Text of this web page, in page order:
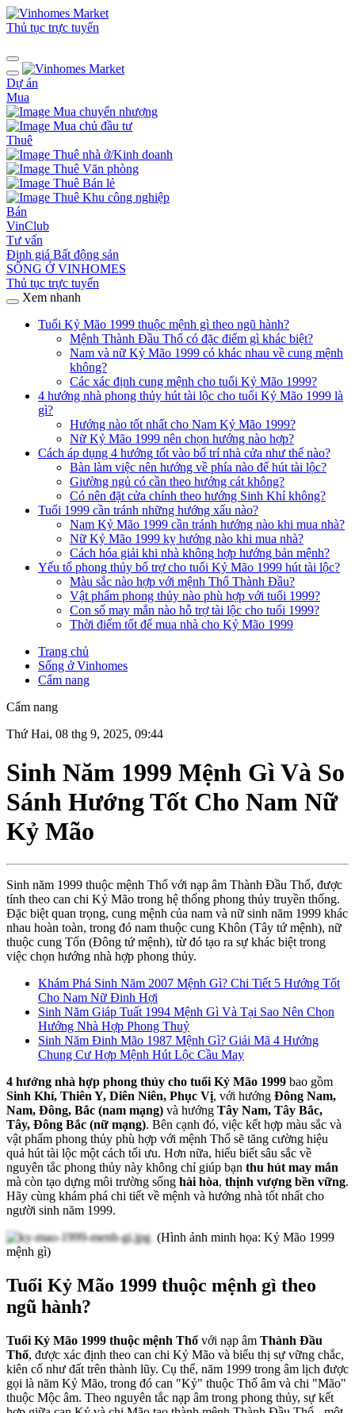
Thủ tục trực tuyến
Dự án
Mua
Mua chuyển nhượng
Mua chủ đầu tư
Thuê
Thuê nhà ở/Kinh doanh
Thuê Văn phòng
Thuê Bán lẻ
Thuê Khu công nghiệp
Bán
VinClub
Tư vấn
Định giá Bất động sản
SỐNG Ở VINHOMES
Thủ tục trực tuyến
Xem nhanh
Tuổi Kỷ Mão 1999 thuộc mệnh gì theo ngũ hành?
Mệnh Thành Đầu Thổ có đặc điểm gì khác biệt?
Nam và nữ Kỷ Mão 1999 có khác nhau về cung mệnh
không?
Các xác định cung mệnh cho tuổi Kỷ Mão 1999?
4 hướng nhà phong thủy hút tài lộc cho tuổi Kỷ Mão 1999 là
gì?
Hướng nào tốt nhất cho Nam Kỷ Mão 1999?
Nữ Kỷ Mão 1999 nên chọn hướng nào hợp?
Cách áp dụng 4 hướng tốt vào bố trí nhà cửa như thế nào?
Bàn làm việc nên hướng về phía nào để hút tài lộc?
Giường ngủ có cần theo hướng cát không?
Có nên đặt cửa chính theo hướng Sinh Khí không?
Tuổi 1999 cần tránh những hướng xấu nào?
Nam Kỷ Mão 1999 cần tránh hướng nào khi mua nhà?
Nữ Kỷ Mão 1999 kỵ hướng nào khi mua nhà?
Cách hóa giải khi nhà không hợp hướng bản mệnh?
Yếu tố phong thủy bổ trợ cho tuổi Kỷ Mão 1999 hút tài lộc?
Màu sắc nào hợp với mệnh Thổ Thành Đầu?
Vật phẩm phong thủy nào phù hợp với tuổi 1999?
Con số may mắn nào hỗ trợ tài lộc cho tuổi 1999?
Thời điểm tốt để mua nhà cho Kỷ Mão 1999
Trang chủ
Sống ở Vinhomes
Cẩm nang
Cẩm nang
Thứ Hai, 08 thg 9, 2025, 09:44
Sinh Năm 1999 Mệnh Gì Và So
Sánh Hướng Tốt Cho Nam Nữ
Kỷ Mão
Sinh năm 1999 thuộc mệnh Thổ với nạp âm Thành Đầu Thổ, được
tính theo can chi Kỷ Mão trong hệ thống phong thủy truyền thống.
Đặc biệt quan trọng, cung mệnh của nam và nữ sinh năm 1999 khác
nhau hoàn toàn, trong đó nam thuộc cung Khôn (Tây tứ mệnh), nữ
thuộc cung Tốn (Đông tứ mệnh), từ đó tạo ra sự khác biệt trong
việc chọn hướng nhà hợp phong thủy.
Khám Phá Sinh Năm 2007 Mệnh Gì? Chi Tiết 5 Hướng Tốt
Cho Nam Nữ Đinh Hợi
Sinh Năm Giáp Tuất 1994 Mệnh Gì Và Tại Sao Nên Chọn
Hướng Nhà Hợp Phong Thuỷ
Sinh Năm Đinh Mão 1987 Mệnh Gì? Giải Mã 4 Hướng
Chung Cư Hợp Mệnh Hút Lộc Cầu May
4 hướng nhà hợp phong thủy cho tuổi Kỷ Mão 1999 bao gồm
Sinh Khí, Thiên Y, Diên Niên, Phục Vị, với hướng Đông Nam,
Nam, Đông, Bắc (nam mạng) và hướng Tây Nam, Tây Bắc,
Tây, Đông Bắc (nữ mạng). Bên cạnh đó, việc kết hợp màu sắc và
vật phẩm phong thủy phù hợp với mệnh Thổ sẽ tăng cường hiệu
quả hút tài lộc một cách tối ưu. Hơn nữa, hiểu biết sâu sắc về
nguyên tắc phong thủy này không chỉ giúp bạn thu hút may mắn
mà còn tạo dựng môi trường sống hài hòa, thịnh vượng bền vững.
Hãy cùng khám phá chi tiết về mệnh và hướng nhà tốt nhất cho
người sinh năm 1999.
(Hình ảnh minh họa: Kỷ Mão 1999
mệnh gì)
Tuổi Kỷ Mão 1999 thuộc mệnh gì theo
ngũ hành?
Tuổi Kỷ Mão 1999 thuộc mệnh Thổ với nạp âm Thành Đầu
Thổ, được xác định theo can chi Kỷ Mão và biểu thị sự vững chắc,
kiên cố như đất trên thành lũy. Cụ thể, năm 1999 trong âm lịch được
gọi là năm Kỷ Mão, trong đó can "Kỷ" thuộc Thổ âm và chi "Mão"
thuộc Mộc âm. Theo nguyên tắc nạp âm trong phong thủy, sự kết